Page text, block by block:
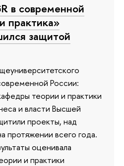
в современной
практика»
защитой
России:
теории и практики
и власти Высшей
проекты, над
протяжении всего года.
оценивала
и практики